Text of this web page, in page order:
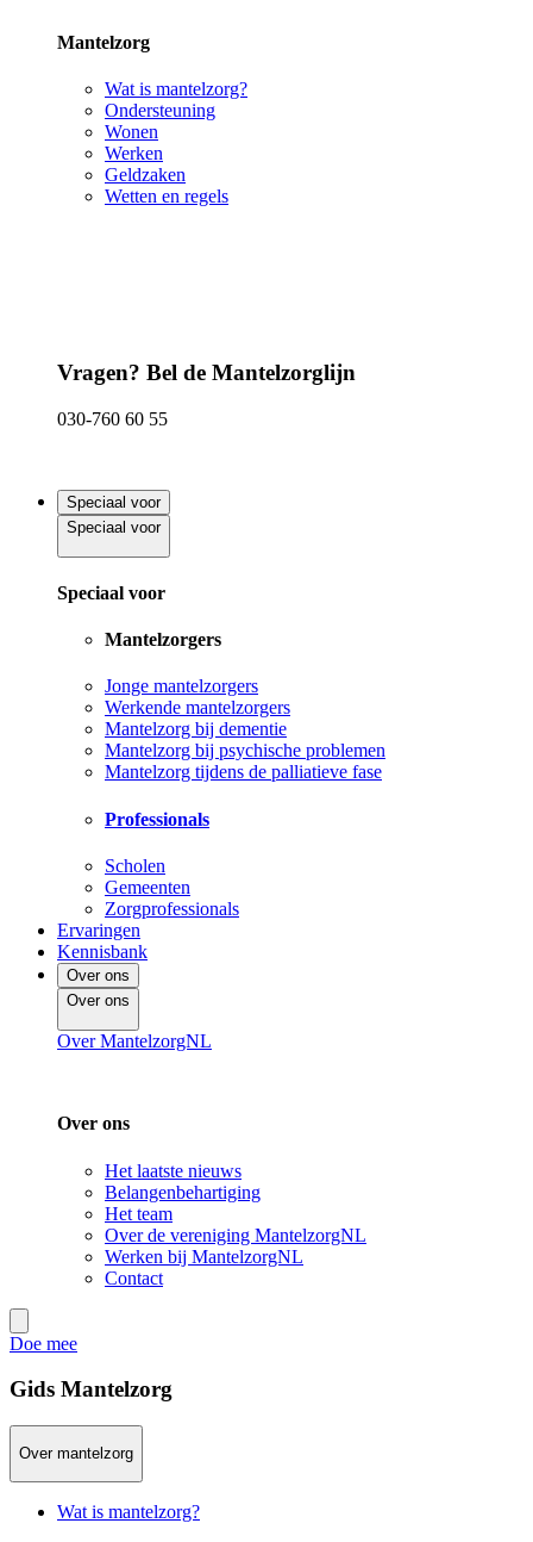
Mantelzorg
Wat is mantelzorg?
Ondersteuning
Wonen
Werken
Geldzaken
Wetten en regels
Vragen? Bel de Mantelzorglijn
030-760 60 55
Speciaal voor
Speciaal voor
Speciaal voor
Mantelzorgers
Jonge mantelzorgers
Werkende mantelzorgers
Mantelzorg bij dementie
Mantelzorg bij psychische problemen
Mantelzorg tijdens de palliatieve fase
Professionals
Scholen
Gemeenten
Zorgprofessionals
Ervaringen
Kennisbank
Over ons
Over ons
Over MantelzorgNL
Over ons
Het laatste nieuws
Belangenbehartiging
Het team
Over de vereniging MantelzorgNL
Werken bij MantelzorgNL
Contact
Doe mee
Gids Mantelzorg
Over mantelzorg
Wat is mantelzorg?